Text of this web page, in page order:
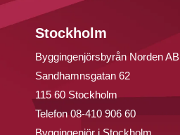
Stockholm
Byggingenjörsbyrån Norden AB
Sandhamnsgatan 62
115 60 Stockholm
Telefon08-410 906 60
Byggingenjör i Stockholm